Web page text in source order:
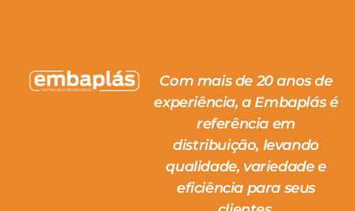
Com mais de 20 anos de
experiência, a Embaplás é
referência em
distribuição, levando
qualidade, variedade e
eficiência para seus